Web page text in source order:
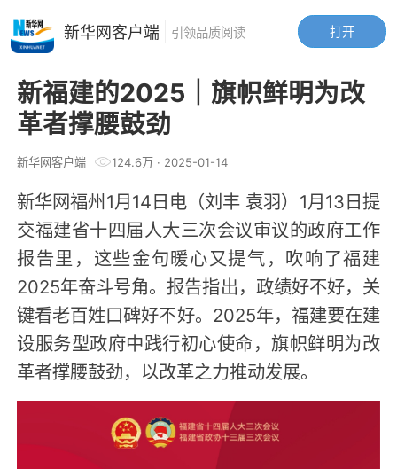
新福建的2025｜旗帜鲜明为改
革者撑腰鼓劲
新华网客户端 124.6万· 2025-01-14
新华网福州1月14日电（刘丰 袁羽）1月13日提
交福建省十四届人大三次会议审议的政府工作
报告里，这些金句暖心又提气，吹响了福建
2025年奋斗号角。报告指出，政绩好不好，关
键看老百姓口碑好不好。2025年，福建要在建
设服务型政府中践行初心使命，旗帜鲜明为改
革者撑腰鼓劲，以改革之力推动发展。
打开
新华网客户端 引领品质阅读